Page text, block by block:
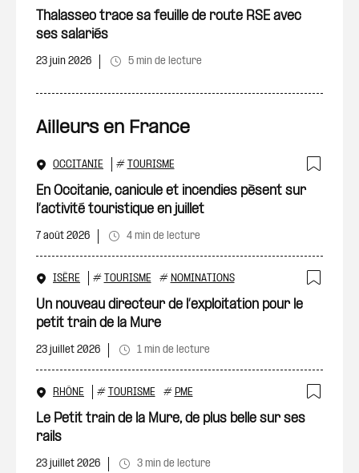
Thalasseo trace sa feuille de route RSE avec
ses salariés
23 juin 2026 5 min de lecture
Ailleurs en France
OCCITANIE # TOURISME
En Occitanie, canicule et incendies pèsent sur
l’activité touristique en juillet
7 août 2026 4 min de lecture
ISÈRE # TOURISME # NOMINATIONS
Un nouveau directeur de l’exploitation pour le
petit train de la Mure
23 juillet 2026 1 min de lecture
RHÔNE # TOURISME # PME
Le Petit train de la Mure, de plus belle sur ses
rails
23 juillet 2026 3 min de lecture